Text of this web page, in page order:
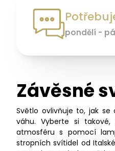
pondělí -
Závěsné
Světlo ovlivňuje to, jak
váhu. Vyberte si
atmosféru s pomocí
stropních svítidel od